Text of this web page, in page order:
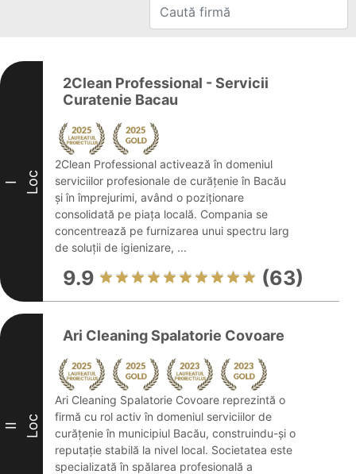
I Loc
2Clean Professional - Servicii
Curatenie Bacau
2Clean Professional activează în domeniul
serviciilor profesionale de curățenie în Bacău
și în împrejurimi, având o poziționare
consolidată pe piața locală. Compania se
concentrează pe furnizarea unui spectru larg
de soluții de igienizare, ...
9.9 (63)
II Loc
Ari Cleaning Spalatorie Covoare
Ari Cleaning Spalatorie Covoare reprezintă o
firmă cu rol activ în domeniul serviciilor de
curățenie în municipiul Bacău, construindu-și o
reputație stabilă la nivel local. Societatea este
specializată în spălarea profesională a